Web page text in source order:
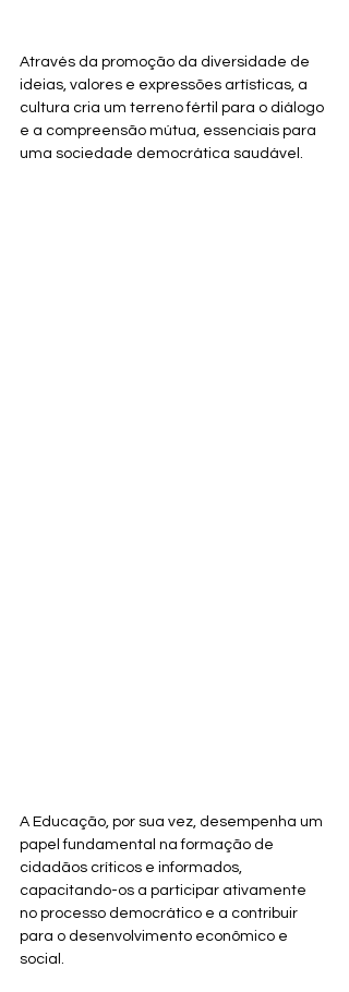
Através da promoção da diversidade de
ideias, valores e expressões artísticas, a
cultura cria um terreno fértil para o diálogo
e a compreensão mútua, essenciais para
uma sociedade democrática saudável.
A Educação, por sua vez, desempenha um
papel fundamental na formação de
cidadãos críticos e informados,
capacitando-os a participar ativamente
no processo democrático e a contribuir
para o desenvolvimento econômico e
social.